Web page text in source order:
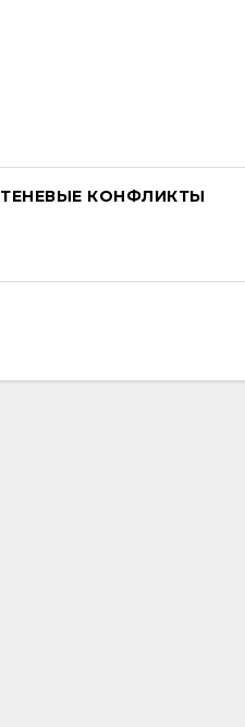
ТЕНЕВЫЕ КОНФЛИКТЫ